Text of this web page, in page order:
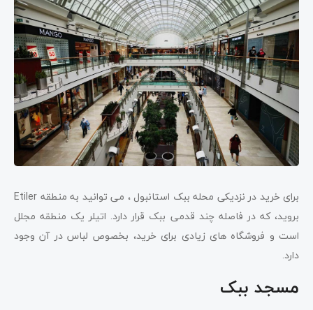
برای خرید در نزدیکی محله ببک استانبول ، می توانید به منطقه Etiler
بروید، که در فاصله چند قدمی ببک قرار دارد. اتیلر یک منطقه مجلل
است و فروشگاه های زیادی برای خرید، بخصوص لباس در آن وجود
دارد.
مسجد ببک